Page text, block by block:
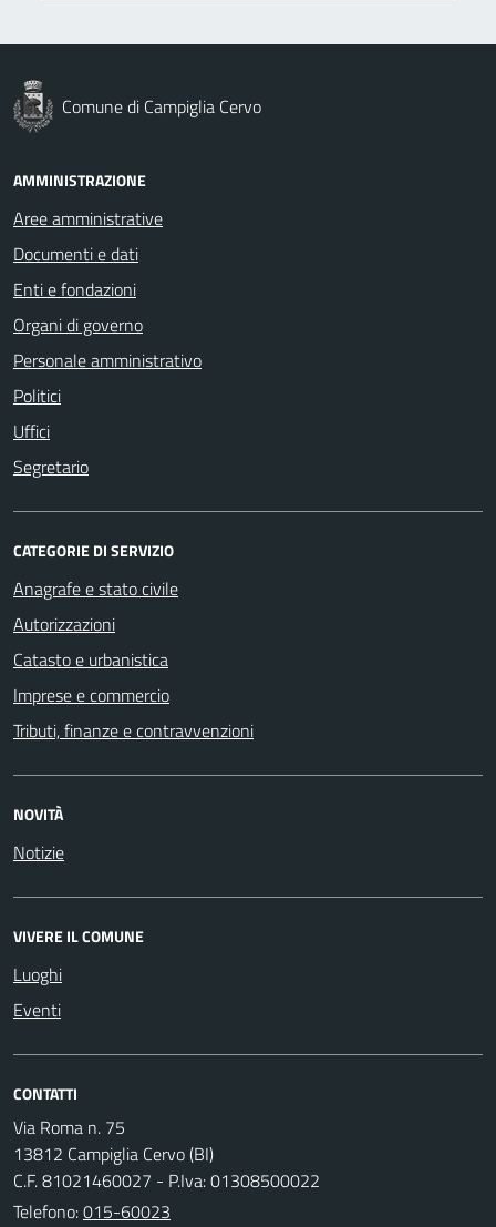
Comune di Campiglia Cervo
AMMINISTRAZIONE
Aree amministrative
Documenti e dati
Enti e fondazioni
Organi di governo
Personale amministrativo
Politici
Uffici
Segretario
CATEGORIE DI SERVIZIO
Anagrafe e stato civile
Autorizzazioni
Catasto e urbanistica
Imprese e commercio
Tributi, finanze e contravvenzioni
NOVITÀ
Notizie
VIVERE IL COMUNE
Luoghi
Eventi
CONTATTI
Via Roma n. 75
13812 Campiglia Cervo (BI)
C.F. 81021460027 - P.Iva: 01308500022
Telefono:015-60023